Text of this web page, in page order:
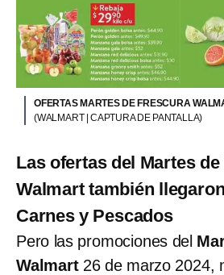
OFERTAS MARTES DE FRESCURA
(WALMART | CAPTURA DE PANTALLA)
Las ofertas del Martes
Walmart también
Carnes y Pescados
Pero las promociones del
Walmart26 de marzo 2024,